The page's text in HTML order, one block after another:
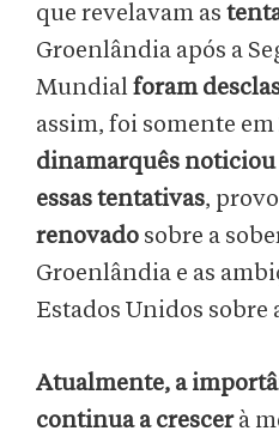
que revelavam as
Groenlândia após a
Mundialforam
assim, foi somente em
dinamarquês
essas tentativas,
renovado sobre a
Groenlândia e as
Estados Unidos sobre
Atualmente, a
continua a crescerà